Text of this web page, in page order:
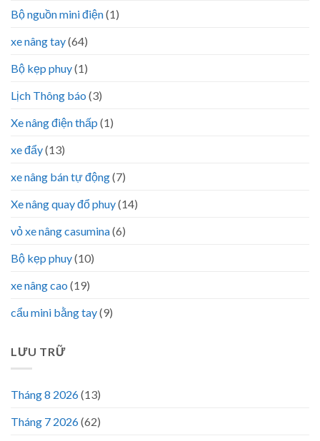
Bộ nguồn mini điện(1)
xe nâng tay(64)
Bộ kẹp phuy(1)
Lịch Thông báo (3)
Xe nâng điện thấp (1)
xe đẩy(13)
xe nâng bán tự động(7)
Xe nâng quay đổ phuy(14)
vỏ xe nâng casumina(6)
Bộ kẹp phuy(10)
xe nâng cao (19)
cẩu mini bằng tay(9)
LƯU TRỮ
Tháng 8 2026(13)
Tháng 7 2026(62)